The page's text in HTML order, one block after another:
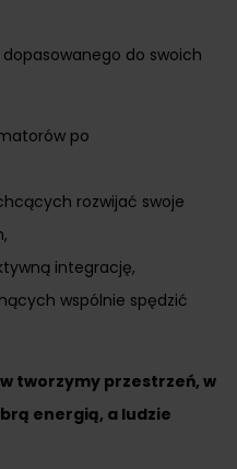
do swoich
po
rozwijać swoje
integrację,
wspólnie spędzić
tworzymy przestrzeń, w
energią, a ludzie